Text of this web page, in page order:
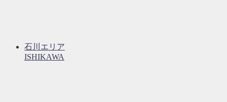
石川エリア
ISHIKAWA